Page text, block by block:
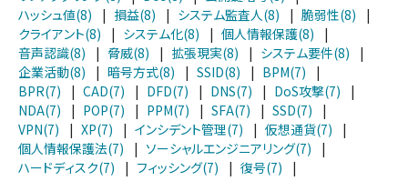
ハッシュ値(8)
| 損益(8) | システム監査人(8) | 脆弱性(8)
|
クライアント(8)
| システム化(8) | 個人情報保護(8)
|
音声認識(8)
| 脅威(8) | 拡張現実(8) | システム要件(8)
|
企業活動(8)
| 暗号方式(8) | SSID(8) | BPM(7)
|
BPR(7)
| CAD(7) | DFD(7) | DNS(7) | DoS攻撃(7)
|
NDA(7)
| POP(7) | PPM(7) | SFA(7) | SSD(7)
|
VPN(7)
| XP(7) | インシデント管理(7) | 仮想通貨(7)
|
個人情報保護法(7)
| ソーシャルエンジニアリング(7)
|
ハードディスク(7)
| フィッシング(7) | 復号(7)
|